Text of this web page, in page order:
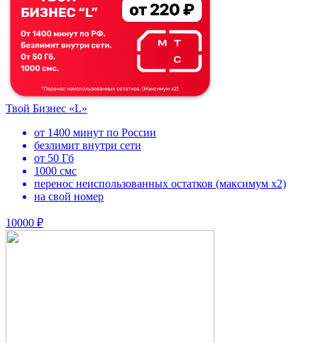
Твой Бизнес «L»
от 1400 минут по России
безлимит внутри сети
от 50 Гб
1000 смс
перенос неиспользованных остатков (максимум х2)
на свой номер
10000 ₽